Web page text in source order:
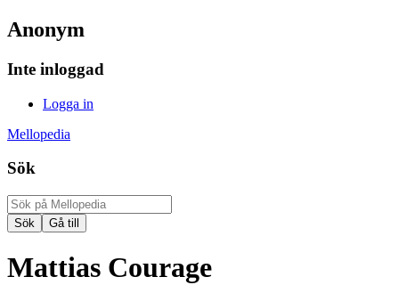
Anonym
Inte inloggad
Logga in
Mellopedia
Sök
Mattias Courage